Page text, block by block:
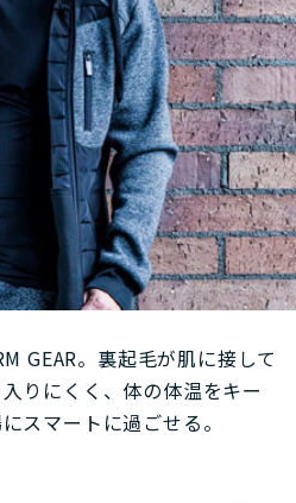
GEAR。裏起毛が肌に接して
りにくく、体の体温をキー
スマートに過ごせる。